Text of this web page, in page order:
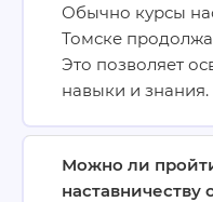
Обычно курсы
Томске
Это позволяет
навыки и знания.
Можно ли
наставничеству